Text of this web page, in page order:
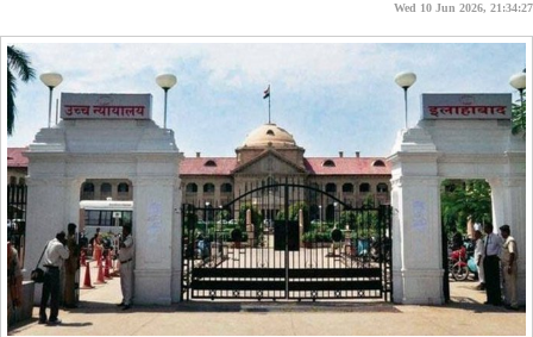
Wed 10 Jun 2026,